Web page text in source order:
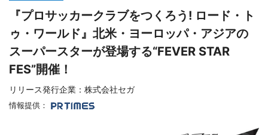
『プロサッカークラブをつくろう! ロード・ト
ゥ・ワールド』北米・ヨーロッパ・アジアの
スーパースターが登場する“FEVER STAR
FES”開催！
リリース発行企業：株式会社セガ
情報提供：